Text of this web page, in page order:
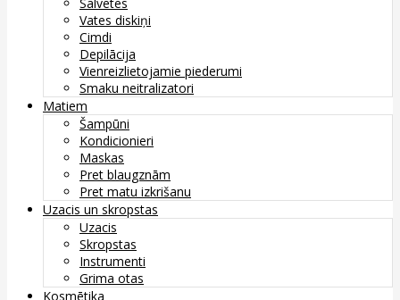
Vates diskiņi
Cimdi
Depilācija
Vienreizlietojamie piederumi
Smaku neitralizatori
Matiem
Šampūni
Kondicionieri
Maskas
Pret blaugznām
Pret matu izkrišanu
Uzacis un skropstas
Uzacis
Skropstas
Instrumenti
Grima otas
Kosmētika